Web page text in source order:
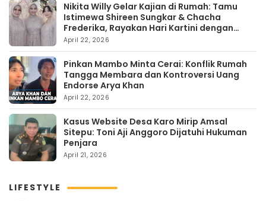
Nikita Willy Gelar Kajian di Rumah: Tamu
Istimewa Shireen Sungkar & Chacha
Frederika, Rayakan Hari Kartini dengan
Kehangatan
April 22, 2026
Pinkan Mambo Minta Cerai: Konflik Rumah
Tangga Membara dan Kontroversi Uang
Endorse Arya Khan
April 22, 2026
Kasus Website Desa Karo Mirip Amsal
Sitepu: Toni Aji Anggoro Dijatuhi Hukuman
Penjara
April 21, 2026
LIFESTYLE